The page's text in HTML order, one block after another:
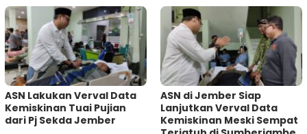
ASN Lakukan Verval Data
Kemiskinan Tuai Pujian
dari Pj Sekda Jember
ASN di Jember Siap
Lanjutkan Verval Data
Kemiskinan Meski Sempat